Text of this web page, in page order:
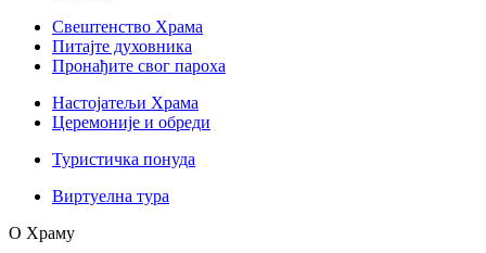
Свештенство Храма
Питајте духовника
Пронађите свог пароха
Настојатељи Храма
Церемоније и обреди
Туристичка понуда
Виртуелна тура
О Храму